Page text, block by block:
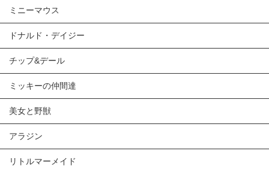
ミニーマウス
ドナルド・デイジー
チップ&デール
ミッキーの仲間達
美女と野獣
アラジン
リトルマーメイド